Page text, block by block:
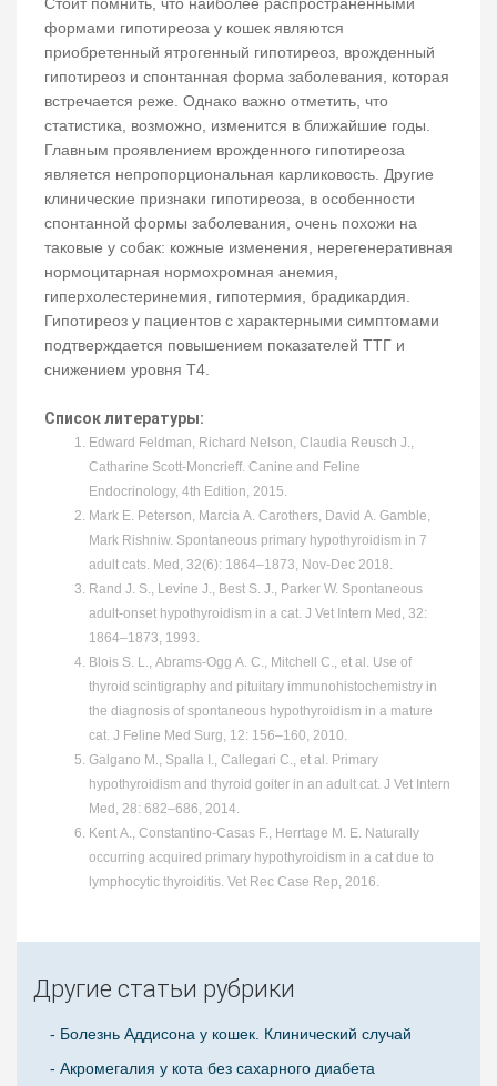
Стоит помнить, что наиболее распространенными
формами гипотиреоза у кошек являются
приобретенный ятрогенный гипотиреоз, врожденный
гипотиреоз и спонтанная форма заболевания, которая
встречается реже. Однако важно отметить, что
статистика, возможно, изменится в ближайшие годы.
Главным проявлением врожденного гипотиреоза
является непропорциональная карликовость. Другие
клинические признаки гипотиреоза, в особенности
спонтанной формы заболевания, очень похожи на
таковые у собак: кожные изменения, нерегенеративная
нормоцитарная нормохромная анемия,
гиперхолестеринемия, гипотермия, брадикардия.
Гипотиреоз у пациентов с характерными симптомами
подтверждается повышением показателей ТТГ и
снижением уровня Т4.
Список литературы:
Edward Feldman, Richard Nelson, Claudia Reusch J.,
Catharine Scott-Moncrieff. Canine and Feline
Endocrinology, 4th Edition, 2015.
Mark E. Peterson, Marcia A. Carothers, David A. Gamble,
Mark Rishniw. Spontaneous primary hypothyroidism in 7
adult cats. Med, 32(6): 1864–1873, Nov-Dec 2018.
Rand J. S., Levine J., Best S. J., Parker W. Spontaneous
adult‐onset hypothyroidism in a cat. J Vet Intern Med, 32:
1864–1873, 1993.
Blois S. L., Abrams-Ogg A. C., Mitchell C., et al. Use of
thyroid scintigraphy and pituitary immunohistochemistry in
the diagnosis of spontaneous hypothyroidism in a mature
cat. J Feline Med Surg, 12: 156–160, 2010.
Galgano M., Spalla I., Callegari C., et al. Primary
hypothyroidism and thyroid goiter in an adult cat. J Vet Intern
Med, 28: 682–686, 2014.
Kent A., Constantino-Casas F., Herrtage M. E. Naturally
occurring acquired primary hypothyroidism in a cat due to
lymphocytic thyroiditis. Vet Rec Case Rep, 2016.
Другие статьи рубрики
- Болезнь Аддисона у кошек. Клинический случай
- Акромегалия у кота без сахарного диабета